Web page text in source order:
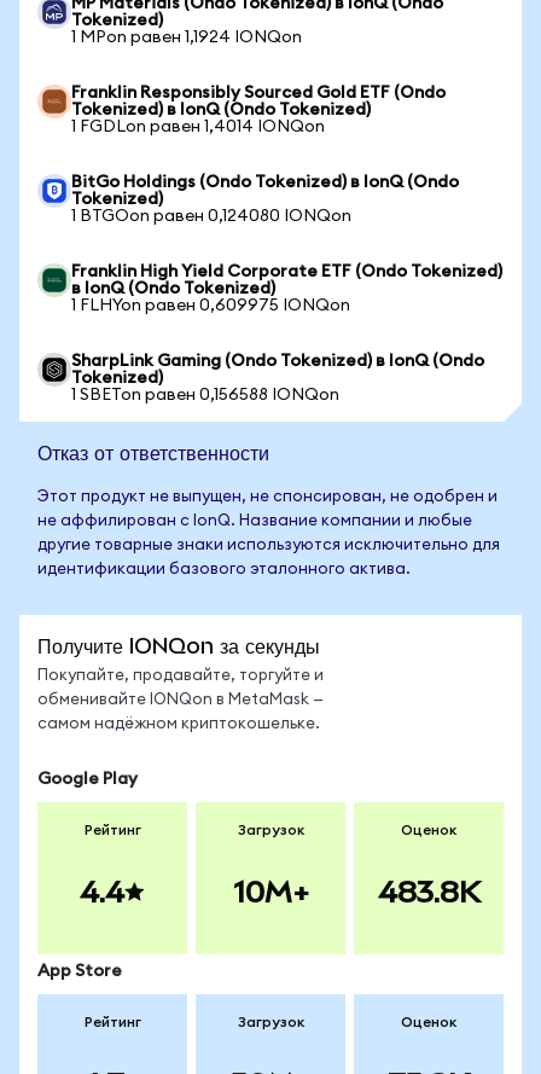
MP Materials (Ondo Tokenized) в IonQ (Ondo
Tokenized)
1 MPon равен 1,1924 IONQon
Franklin Responsibly Sourced Gold ETF (Ondo
Tokenized) в IonQ (Ondo Tokenized)
1 FGDLon равен 1,4014 IONQon
BitGo Holdings (Ondo Tokenized) в IonQ (Ondo
Tokenized)
1 BTGOon равен 0,124080 IONQon
Franklin High Yield Corporate ETF (Ondo Tokenized)
в IonQ (Ondo Tokenized)
1 FLHYon равен 0,609975 IONQon
SharpLink Gaming (Ondo Tokenized) в IonQ (Ondo
Tokenized)
1 SBETon равен 0,156588 IONQon
Отказ от ответственности
Этот продукт не выпущен, не спонсирован, не одобрен и
не аффилирован с IonQ. Название компании и любые
другие товарные знаки используются исключительно для
идентификации базового эталонного актива.
Получите IONQon за секунды
Покупайте, продавайте, торгуйте и
обменивайте IONQon в MetaMask —
самом надёжном криптокошельке.
Google Play
Рейтинг
4.4
Загрузок
10M+
Оценок
483.8K
App Store
Рейтинг Загрузок Оценок